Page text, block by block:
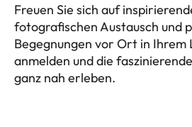
Freuen Sie sich auf
fotografischen Austausch und
Begegnungen vor Ort in Ihrem
anmelden und die
ganz nah erleben.